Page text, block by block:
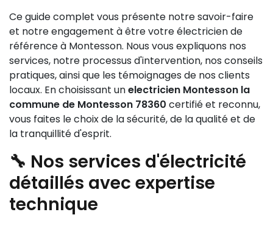
Ce guide complet vous présente notre savoir-faire
et notre engagement à être votre électricien de
référence à Montesson. Nous vous expliquons nos
services, notre processus d'intervention, nos conseils
pratiques, ainsi que les témoignages de nos clients
locaux. En choisissant unelectricien Montesson la
commune de Montesson 78360 certifié et reconnu,
vous faites le choix de la sécurité, de la qualité et de
la tranquillité d'esprit.
🔧 Nos services d'électricité
détaillés avec expertise
technique